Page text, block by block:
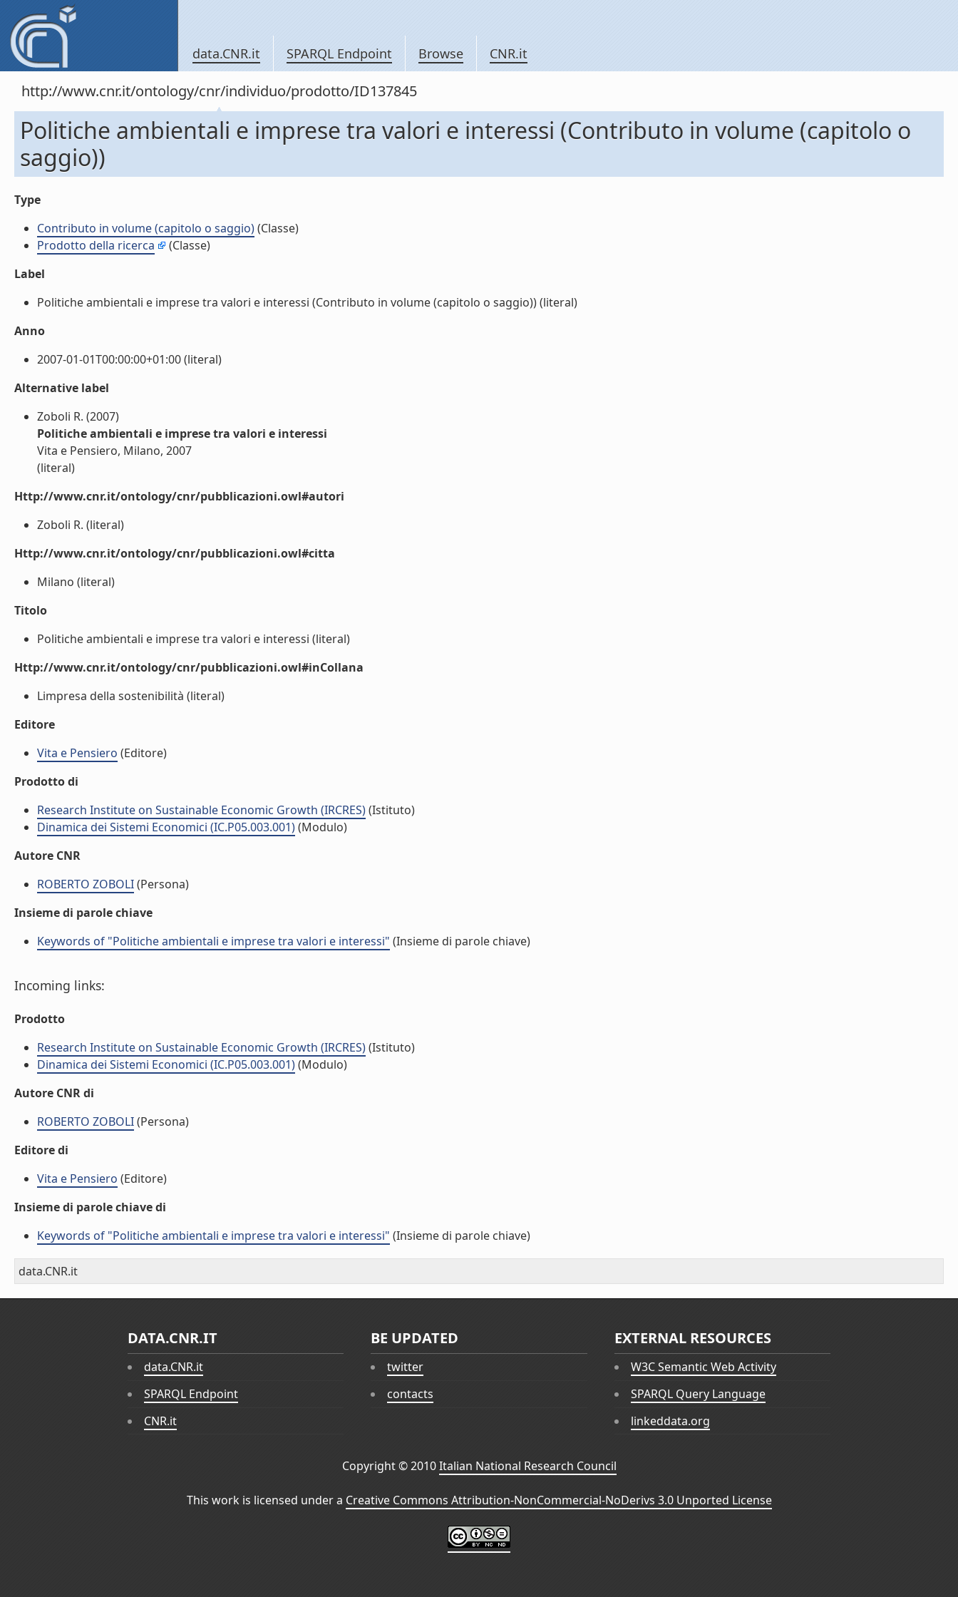
data.CNR.it SPARQL Endpoint Browse CNR.it
http://www.cnr.it/ontology/cnr/individuo/prodotto/ID137845
Politiche ambientali e imprese tra valori e interessi (Contributo in volume (capitolo o
saggio))
Type
Contributo in volume (capitolo o saggio)(Classe)
Prodotto della ricerca
(Classe)
Label
Politiche ambientali e imprese tra valori e interessi (Contributo in volume (capitolo o saggio)) (literal)
Anno
2007-01-01T00:00:00+01:00 (literal)
Alternative label
Zoboli R. (2007)
Politiche ambientali e imprese tra valori e interessi
Vita e Pensiero, Milano, 2007
(literal)
Http://www.cnr.it/ontology/cnr/pubblicazioni.owl#autori
Zoboli R. (literal)
Http://www.cnr.it/ontology/cnr/pubblicazioni.owl#citta
Milano (literal)
Titolo
Politiche ambientali e imprese tra valori e interessi (literal)
Http://www.cnr.it/ontology/cnr/pubblicazioni.owl#inCollana
Limpresa della sostenibilità (literal)
Editore
Vita e Pensiero (Editore)
Prodotto di
Research Institute on Sustainable Economic Growth (IRCRES)(Istituto)
Dinamica dei Sistemi Economici (IC.P05.003.001)(Modulo)
Autore CNR
ROBERTO ZOBOLI(Persona)
Insieme di parole chiave
Keywords of "Politiche ambientali e imprese tra valori e interessi" (Insieme di parole chiave)
Incoming links:
Prodotto
Research Institute on Sustainable Economic Growth (IRCRES)(Istituto)
Dinamica dei Sistemi Economici (IC.P05.003.001)(Modulo)
Autore CNR di
ROBERTO ZOBOLI(Persona)
Editore di
Vita e Pensiero (Editore)
Insieme di parole chiave di
Keywords of "Politiche ambientali e imprese tra valori e interessi" (Insieme di parole chiave)
data.CNR.it
DATA.CNR.IT
data.CNR.it
SPARQL Endpoint
CNR.it
BE UPDATED
twitter
contacts
EXTERNAL RESOURCES
W3C Semantic Web Activity
SPARQL Query Language
linkeddata.org
Copyright © 2010Italian National Research Council
This work is licensed under a Creative Commons Attribution-NonCommercial-NoDerivs 3.0 Unported License